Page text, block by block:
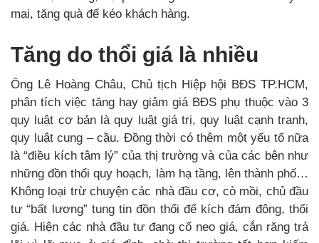
mại, tặng quà để kéo khách hàng.
Tăng do thổi giá là nhiều
Ông Lê Hoàng Châu, Chủ tịch Hiệp hội BĐS TP.HCM,
phân tích việc tăng hay giảm giá BĐS phụ thuộc vào 3
quy luật cơ bản là quy luật giá trị, quy luật cạnh tranh,
quy luật cung – cầu. Đồng thời có thêm một yếu tố nữa
là “điều kích tâm lý” của thị trường và của các bên như
những đồn thổi quy hoạch, làm hạ tầng, lên thành phố…
Không loại trừ chuyện các nhà đầu cơ, cò mồi, chủ đầu
tư “bất lương” tung tin đồn thổi để kích đám đông, thổi
giá. Hiện các nhà đầu tư đang cố neo giá, cắn răng trả